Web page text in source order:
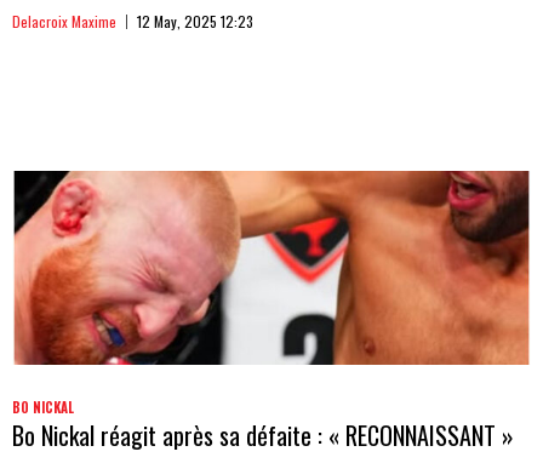
Delacroix Maxime 12 May, 2025 12:23
BO NICKAL
Bo Nickal réagit après sa défaite : « RECONNAISSANT »